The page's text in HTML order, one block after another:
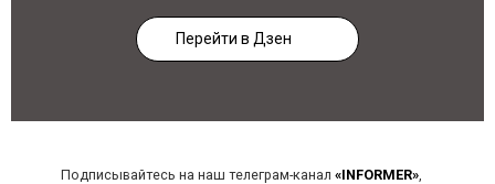
Перейти в Дзен
Подписывайтесь на наш телеграм-канал «INFORMER»,